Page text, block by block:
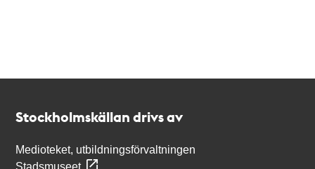
Stockholmskällan drivs av
Medioteket, utbildningsförvaltningen
Stadsmuseet